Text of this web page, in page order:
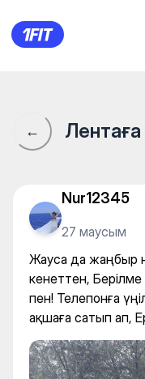
Посейдон
←
Nur12345
27 маусым
Жауса да жаңбыр
кенеттен,
пен! Телепонға
ақшаға сатып ап,